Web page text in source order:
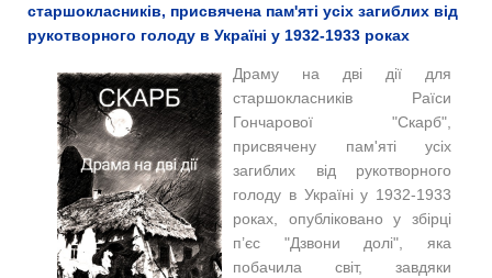
старшокласників, присвячена пам'яті усіх загиблих від
рукотворного голоду в Україні у 1932-1933 роках
Драму на дві дії для
старшокласників Раїси
Гончарової "Скарб",
присвячену пам'яті усіх
загиблих від рукотворного
голоду в Україні у 1932-1933
роках, опубліковано у збірці
п’єс "Дзвони долі", яка
побачила світ, завдяки